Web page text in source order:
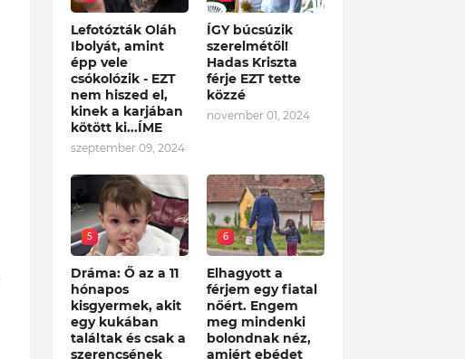
Lefotózták Oláh
Ibolyát, amint
épp vele
csókolózik - EZT
nem hiszed el,
kinek a karjában
kötött ki...ÍME
szeptember 09, 2024
ÍGY búcsúzik
szerelmétől!
Hadas Kriszta
férje EZT tette
közzé
november 01, 2024
5
Dráma: Ő az a 11
hónapos
kisgyermek, akit
egy kukában
találtak és csak a
szerencsének
6
Elhagyott a
férjem egy fiatal
nőért. Engem
meg mindenki
bolondnak néz,
amiért ebédet